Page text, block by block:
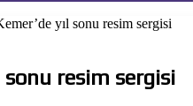
yıl sonu resim sergisi
sonu resim sergisi